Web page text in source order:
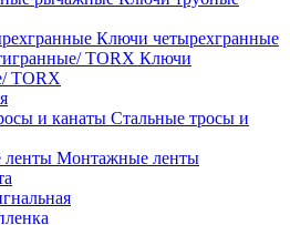
Ключи четырехгранные
Ключи
TORX
Стальные тросы и
Монтажные ленты